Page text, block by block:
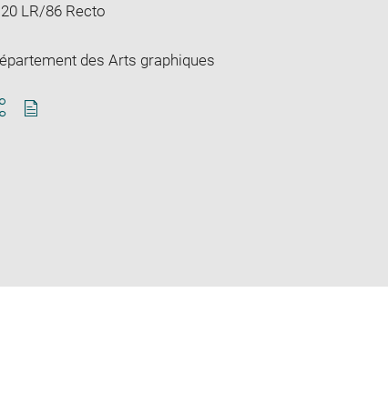
LR/86 Recto
des Arts graphiques